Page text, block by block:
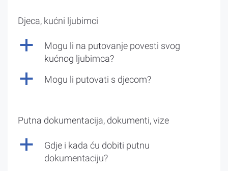
Djeca, kućni ljubimci
a
Mogu li na putovanje povesti svog
kućnog ljubimca?
a Mogu li putovati s djecom?
Putna dokumentacija, dokumenti, vize
a
Gdje i kada ću dobiti putnu
dokumentaciju?